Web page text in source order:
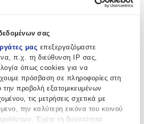
σας
μας επεξεργαζόμαστε
π.χ. τη διεύθυνση IP σας,
όπως cookies για να
πρόσβαση σε πληροφορίες στη
προβολή εξατομικευμένων
τις μετρήσεις σχετικά με
την καλύτερη εικόνα του κοινού
Έχετε τη δυνατότητα